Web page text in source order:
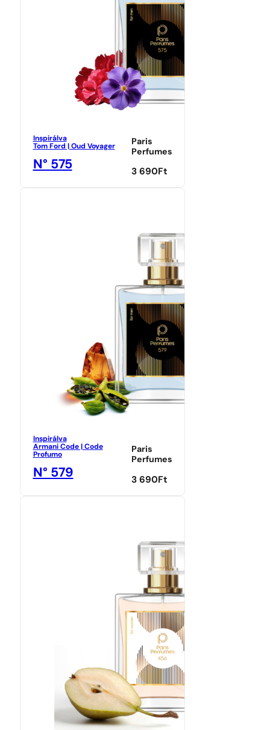
Inspirálva
Tom Ford | Oud Voyager
N° 575
Paris
Perfumes
3 690 Ft
Inspirálva
Armani Code | Code
Profumo
N° 579
Paris
Perfumes
3 690Ft